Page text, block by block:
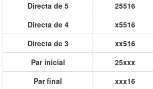
Directa de 5
25516
Directa de 4
x5516
Directa de 3
xx516
Par inicial
25xxx
Par final
xxx16